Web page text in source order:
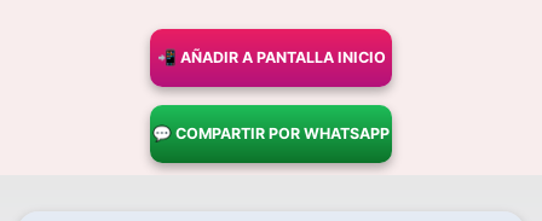
📲 AÑADIR A PANTALLA INICIO
💬 COMPARTIR POR WHATSAPP